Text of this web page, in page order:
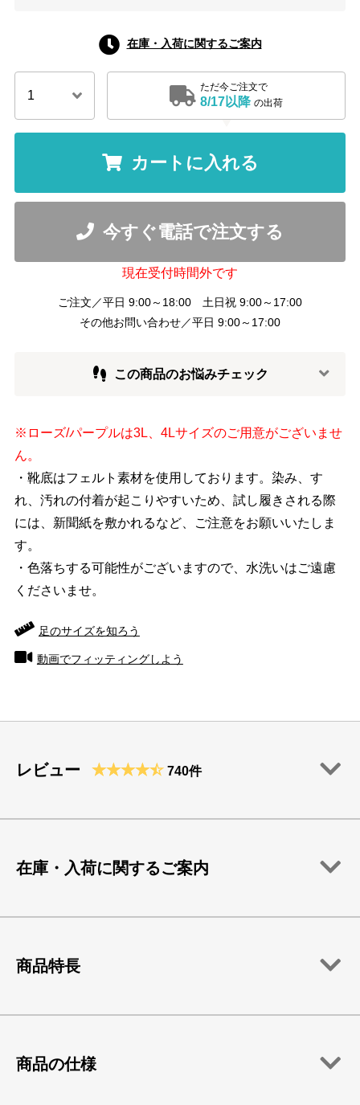
在庫・入荷に関するご案内
ただ今ご注文で
8/17以降 の出荷
カートに入れる
今すぐ電話で注文する
現在受付時間外です
ご注文／平日 9:00～18:00 土日祝 9:00～17:00
その他お問い合わせ／平日 9:00～17:00
この商品のお悩みチェック
※ローズ/パープルは3L、4Lサイズのご用意がございませ
ん。
・靴底はフェルト素材を使用しております。染み、す
れ、汚れの付着が起こりやすいため、試し履きされる際
には、新聞紙を敷かれるなど、ご注意をお願いいたしま
す。
・色落ちする可能性がございますので、水洗いはご遠慮
くださいませ。
足のサイズを知ろう
動画でフィッティングしよう
レビュー 740件
在庫・入荷に関するご案内
商品特長
商品の仕様